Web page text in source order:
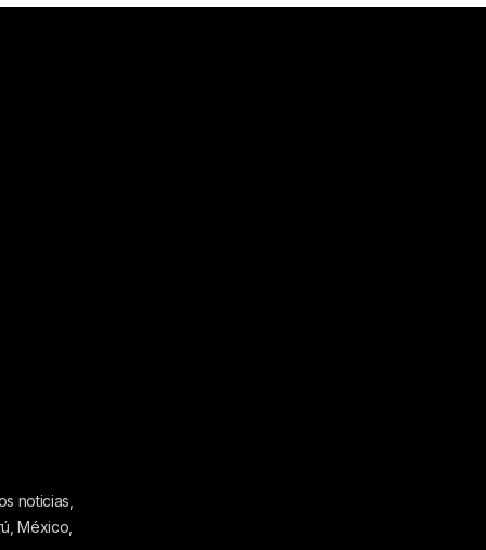
noticias,
México,